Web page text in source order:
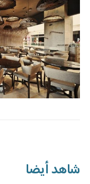
شاهد أيضا